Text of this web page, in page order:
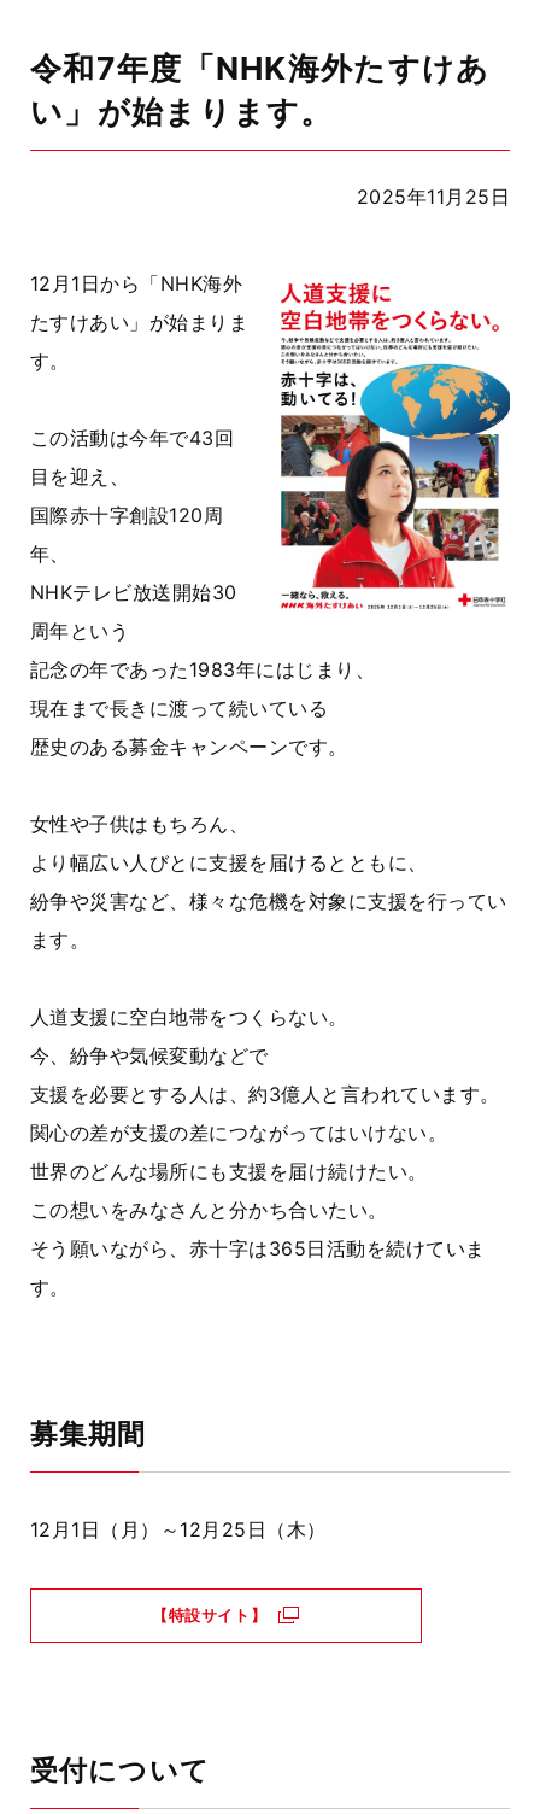
令和7年度「NHK海外たすけあ
い」が始まります。
2025年11月25日
12月1日から「NHK海外
たすけあい」が始まりま
す。
この活動は今年で43回
目を迎え、
国際赤十字創設120周
年、
NHKテレビ放送開始30
周年という
記念の年であった1983年にはじまり、
現在まで長きに渡って続いている
歴史のある募金キャンペーンです。
女性や子供はもちろん、
より幅広い人びとに支援を届けるとともに、
紛争や災害など、様々な危機を対象に支援を行ってい
ます。
人道支援に空白地帯をつくらない。
今、紛争や気候変動などで
支援を必要とする人は、約3億人と言われています。
関心の差が支援の差につながってはいけない。
世界のどんな場所にも支援を届け続けたい。
この想いをみなさんと分かち合いたい。
そう願いながら、赤十字は365日活動を続けていま
す。
募集期間
12月1日（月）～12月25日（木）
【特設サイト】
受付について